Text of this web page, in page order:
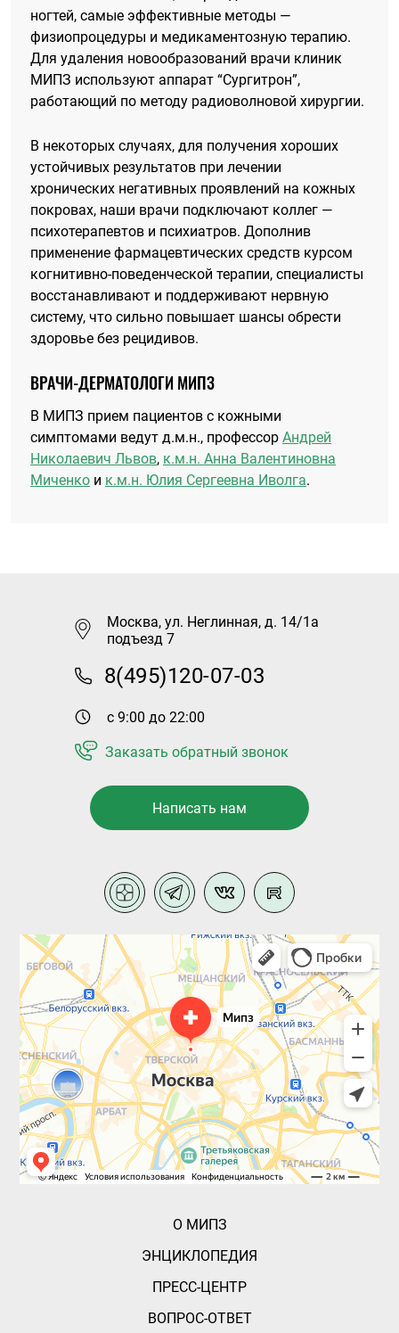
ногтей, самые эффективные методы —
физиопроцедуры и медикаментозную терапию.
Для удаления новообразований врачи клиник
МИПЗ используют аппарат “Сургитрон”,
работающий по методу радиоволновой хирургии.
В некоторых случаях, для получения хороших
устойчивых результатов при лечении
хронических негативных проявлений на кожных
покровах, наши врачи подключают коллег —
психотерапевтов и психиатров. Дополнив
применение фармацевтических средств курсом
когнитивно-поведенческой терапии, специалисты
восстанавливают и поддерживают нервную
систему, что сильно повышает шансы обрести
здоровье без рецидивов.
ВРАЧИ-ДЕРМАТОЛОГИ МИПЗ
В МИПЗ прием пациентов с кожными
симптомами ведут д.м.н., профессор Андрей
Николаевич Львов, к.м.н. Анна Валентиновна
Миченко и к.м.н. Юлия Сергеевна Иволга.
О МИПЗ
ЭНЦИКЛОПЕДИЯ
ПРЕСС-ЦЕНТР
ВОПРОС-ОТВЕТ
Москва, ул. Неглинная, д. 14/1а
подъезд 7
8(495)120-07-03
с 9:00 до 22:00
Заказать обратный звонок
Написать нам